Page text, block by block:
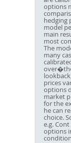
options
hedging
model
main
most
The
many
prices
options
market
for the
he can
choice.
e.g.
options